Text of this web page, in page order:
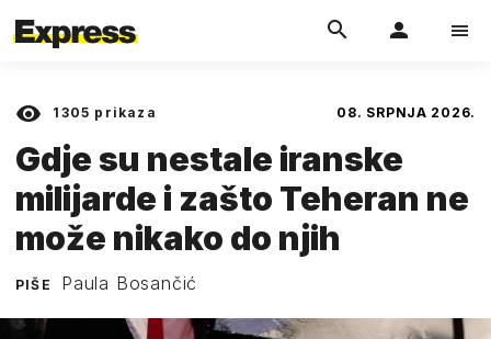
1305 prikaza 08. SRPNJA 2026.
Gdje su nestale iranske
milijarde i zašto Teheran ne
može nikako do njih
PIŠE Paula Bosančić